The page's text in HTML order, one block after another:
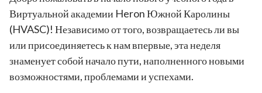
Виртуальной академии Heron Южной Каролины
(HVASC)! Независимо от того, возвращаетесь ли вы
или присоединяетесь к нам впервые, эта неделя
знаменует собой начало пути, наполненного новыми
возможностями, проблемами и успехами.